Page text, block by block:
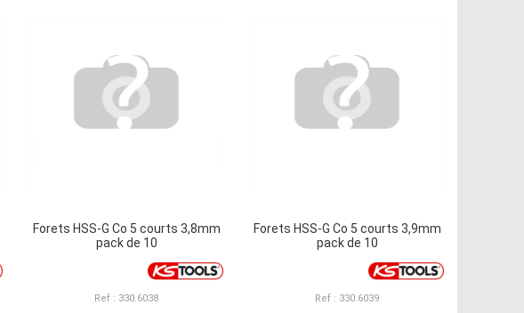
Forets HSS-G Co 5 courts 3,8mm
pack de 10
Ref : 330.6038
Forets HSS-G Co 5 courts 3,9mm
pack de 10
Ref : 330.6039